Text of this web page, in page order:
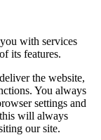
with services
its features.
the website,
You always
settings and
will always
our site.